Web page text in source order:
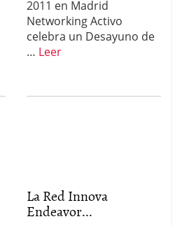
2011 en Madrid
Networking Activo
celebra un Desayuno de
… Leer
La Red Innova
Endeavor...